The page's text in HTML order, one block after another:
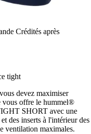
Crédités après
tight
devez maximiser
vous offre le hummel®
SHORT avec une
des inserts à l'intérieur des
ventilation maximales.